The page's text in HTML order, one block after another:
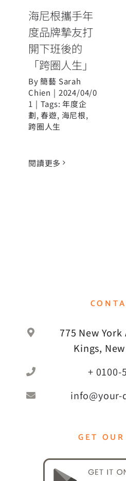
海尼根攜手年
度品牌摯友打
開下班後的
「跨圈人生」
By簡藝 Sarah
Chien | 2024/04/0
1 | Tags:年度企
劃,春遊, 海尼根,
跨圈人生
閱讀更多
775 New
Kings,
+ 0100-
GET